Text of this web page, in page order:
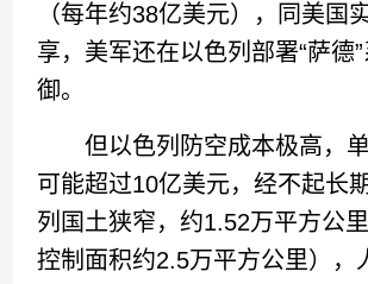
（每年约38亿美元），同美国
享，美军还在以色列部署“萨德
御。
但以色列防空成本极高，单
可能超过10亿美元，经不起长
列国土狭窄，约1.52万平方公
控制面积约2.5万平方公里），